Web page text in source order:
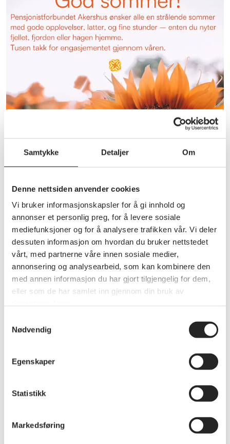
Samtykke Detaljer Om
Denne nettsiden anvender cookies
Vi bruker informasjonskapsler for å gi innhold og
annonser et personlig preg, for å levere sosiale
mediefunksjoner og for å analysere trafikken vår. Vi deler
dessuten informasjon om hvordan du bruker nettstedet
vårt, med partnerne våre innen sosiale medier,
annonsering og analysearbeid, som kan kombinere den
med annen informasjon du har gjort tilgjengelig for dem,
eller som de har samlet inn gjennom din bruk av
Nødvendig
Egenskaper
Statistikk
Markedsføring
fra styreleder Per Hofseth
Annet
Saker til årsmøtet kan lastes ned nederst i denne